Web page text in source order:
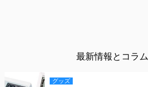
最新情報とコラム
グッズ